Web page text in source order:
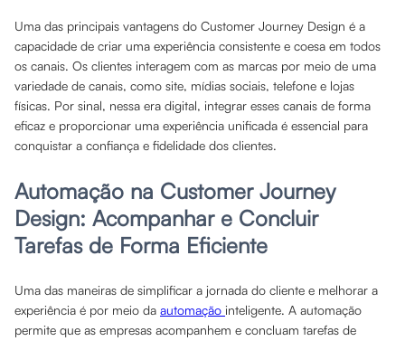
Uma das principais vantagens do Customer Journey Design é a
capacidade de criar uma experiência consistente e coesa em todos
os canais. Os clientes interagem com as marcas por meio de uma
variedade de canais, como site, mídias sociais, telefone e lojas
físicas. Por sinal, nessa era digital, integrar esses canais de forma
eficaz e proporcionar uma experiência unificada é essencial para
conquistar a confiança e fidelidade dos clientes.
Automação na Customer Journey
Design: Acompanhar e Concluir
Tarefas de Forma Eficiente
Uma das maneiras de simplificar a jornada do cliente e melhorar a
experiência é por meio da automação inteligente. A automação
permite que as empresas acompanhem e concluam tarefas de